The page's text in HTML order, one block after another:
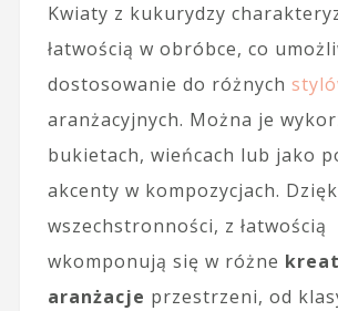
Kwiaty z kukurydzy
łatwością w obróbce, co
dostosowanie do różnych
aranżacyjnych. Można je
bukietach, wieńcach lub jako
akcenty w kompozycjach.
wszechstronności, z łatwością
wkomponują się w różne
aranżacje przestrzeni, od